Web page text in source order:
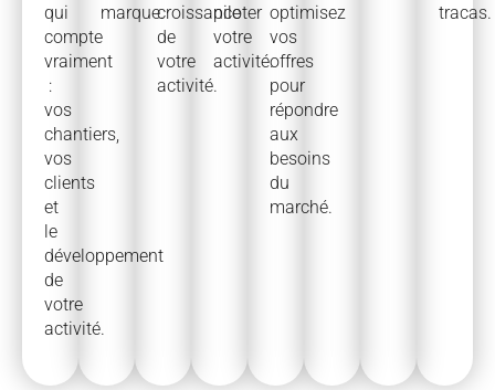
qui
compte
vraiment
:
vos
chantiers,
vos
clients
et
le
développement
de
votre
activité.
marque.croissance
de
votre
activité.
piloter
votre
activité.
optimisez
vos
offres
pour
répondre
aux
besoins
du
marché.
tracas.